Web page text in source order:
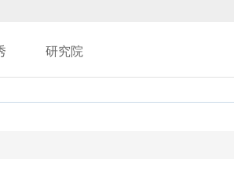
研究院